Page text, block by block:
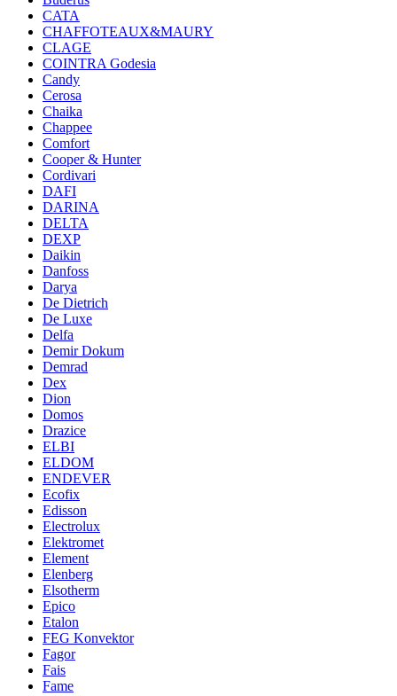
CATA
CHAFFOTEAUX&MAURY
CLAGE
COINTRA Godesia
Candy
Cerosa
Chaika
Chappee
Comfort
Cooper & Hunter
Cordivari
DAFI
DARINA
DELTA
DEXP
Daikin
Danfoss
Darya
De Dietrich
De Luxe
Delfa
Demir Dokum
Demrad
Dex
Dion
Domos
Drazice
ELBI
ELDOM
ENDEVER
Ecofix
Edisson
Electrolux
Elektromet
Element
Elenberg
Elsotherm
Epico
Etalon
FEG Konvektor
Fagor
Fais
Fame